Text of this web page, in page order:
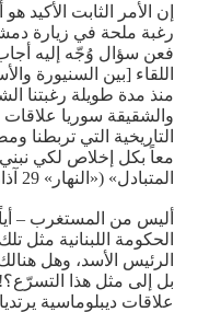
إن الأمر الثابت الأكيد
رغبة ملحة في زيارة
فعن سؤال وُجّه إليه
اللقاء [بين السنيورة
منذ مدة طويلة رغبتنا
والشقيقة سوريا
التاريخية التي تربطنا
معاً بكل إخلاص لكي نبني
المتبادل» («النهار» 29 آذار 2006).
أليس من المستغرب –
الحكومة اللبنانية مثل
الرئيس الأسد، وهل
بل إلى مثل هذا
علاقات ديبلوماسية